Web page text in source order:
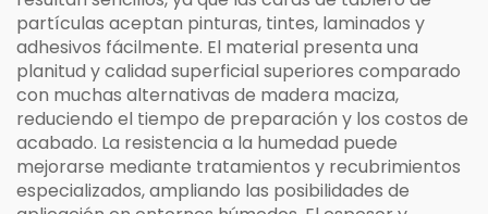
partículas aceptan pinturas, tintes, laminados y
adhesivos fácilmente. El material presenta una
planitud y calidad superficial superiores comparado
con muchas alternativas de madera maciza,
reduciendo el tiempo de preparación y los costos de
acabado. La resistencia a la humedad puede
mejorarse mediante tratamientos y recubrimientos
especializados, ampliando las posibilidades de